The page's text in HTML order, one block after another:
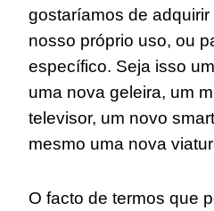
gostaríamos de
nosso próprio uso, ou
específico. Seja isso
uma nova geleira, um
televisor, um novo
mesmo uma nova
O facto de termos que